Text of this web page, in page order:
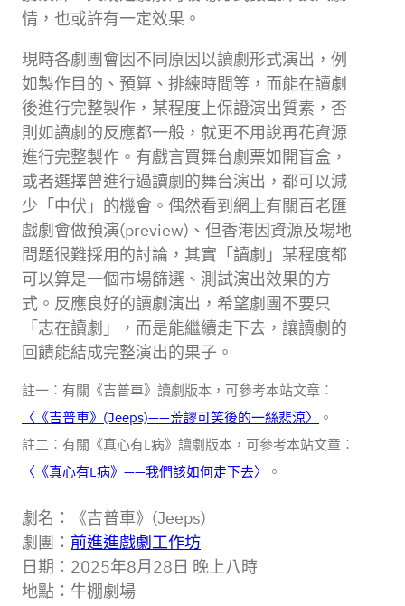
情，也或許有一定效果。
現時各劇團會因不同原因以讀劇形式演出，例
如製作目的、預算、排練時間等，而能在讀劇
後進行完整製作，某程度上保證演出質素，否
則如讀劇的反應都一般，就更不用說再花資源
進行完整製作。有戲言買舞台劇票如開盲盒，
或者選擇曾進行過讀劇的舞台演出，都可以減
少「中伏」的機會。偶然看到網上有關百老匯
戲劇會做預演(preview)、但香港因資源及場地
問題很難採用的討論，其實「讀劇」某程度都
可以算是一個市場篩選、測試演出效果的方
式。反應良好的讀劇演出，希望劇團不要只
「志在讀劇」，而是能繼續走下去，讓讀劇的
回饋能結成完整演出的果子。
註一︰有關《吉普車》讀劇版本，可參考本站文章︰
〈《吉普車》(Jeeps)——荒謬可笑後的一絲悲涼〉
。
註二︰有關《真心有L病》讀劇版本，可參考本站文章︰
〈《真心有L病》——我們該如何走下去〉
。
劇名：《吉普車》(Jeeps)
劇團： 前進進戲劇工作坊
日期︰2025年8月28日 晚上八時
地點：牛棚劇場